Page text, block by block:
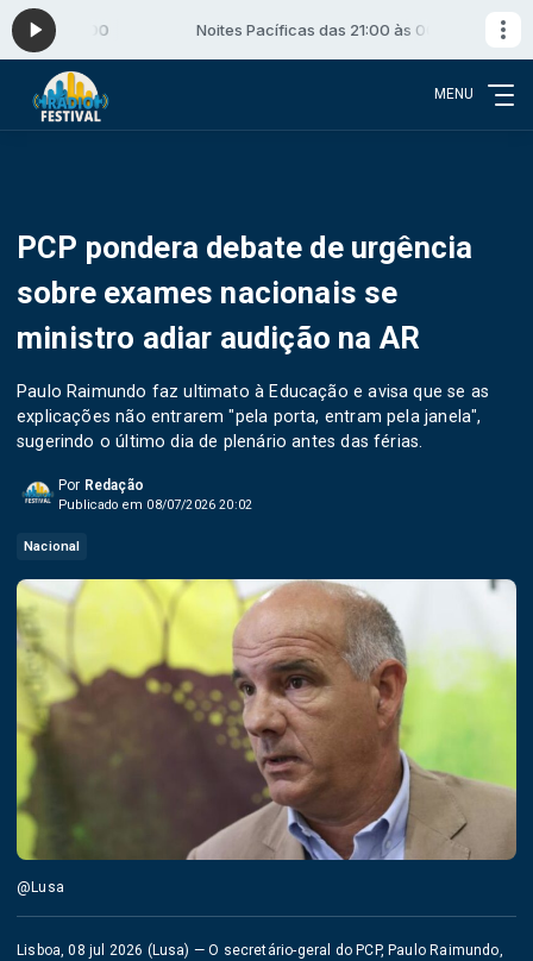
às 00:00 Noites Pacíficas das 21:00 às 00:00
MENU
PCP pondera debate de urgência
sobre exames nacionais se
ministro adiar audição na AR
Paulo Raimundo faz ultimato à Educação e avisa que se as
explicações não entrarem "pela porta, entram pela janela",
sugerindo o último dia de plenário antes das férias.
Por Redação
Publicado em 08/07/2026 20:02
Nacional
@Lusa
Lisboa, 08 jul 2026 (Lusa) — O secretário-geral do PCP, Paulo Raimundo,